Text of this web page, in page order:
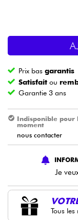
Eclairage
Vents
Violons &
Eveil
Câbles &
Prix basgarantis
Satisfait ou
Garantie 3 ans
Indisponible pour
moment
nous contacter
Je
Tous